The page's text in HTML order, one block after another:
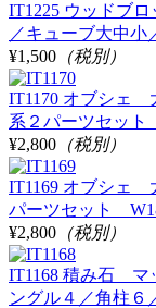
IT1225 ウッドブ
／キューブ大中小
¥1,500 （税別）
IT1170 オブシェ
系２パーツセッ
¥2,800 （税別）
IT1169 オブシェ
パーツセット
¥2,800 （税別）
IT1168 積み石
ングル４／角柱６